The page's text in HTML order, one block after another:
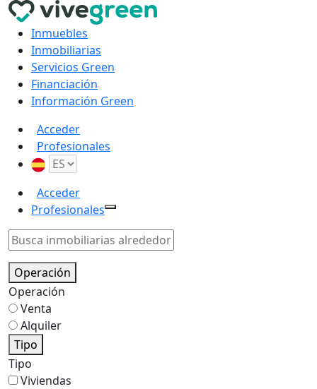
Inmuebles
Inmobiliarias
Servicios Green
Financiación
Información Green
Acceder
Profesionales
Acceder
Profesionales
Operación
Operación
Venta
Alquiler
Tipo
Tipo
Viviendas